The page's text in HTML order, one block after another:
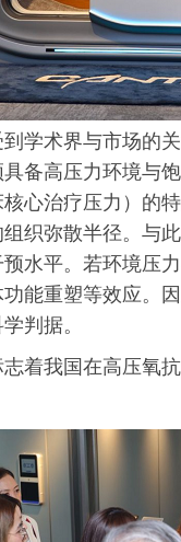
学术界与市场的
备高压力环境与
心治疗压力）的
织弥散半径。与
水平。若环境压
能重塑等效应。
判据。
着我国在高压氧